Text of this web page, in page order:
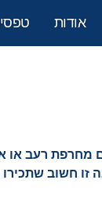
אודות
רעב או
זו חשוב